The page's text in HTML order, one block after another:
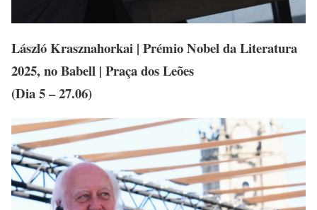
László Krasznahorkai | Prémio Nobel da Literatura
2025, no Babell | Praça dos Leões
(Dia 5 – 27.06)